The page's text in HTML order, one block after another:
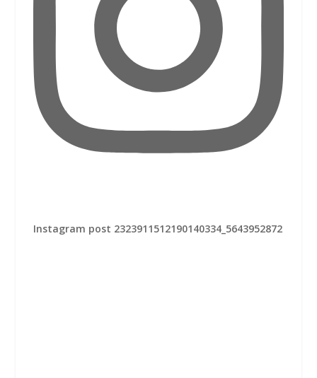
Instagram post 2323911512190140334_5643952872